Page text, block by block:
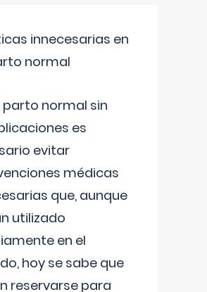
innecesarias en
normal
parto normal sin
es
evitar
médicas
que, aunque
utilizado
en el
hoy se sabe que
reservarse para